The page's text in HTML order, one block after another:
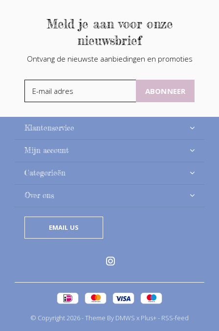
Meld je aan voor onze
nieuwsbrief
Ontvang de nieuwste aanbiedingen en promoties
ABONNEER
Klantenservice
Mijn account
Categorieën
Over ons
EMAIL US
© Copyright2026- Theme By DMWS x Plus+- RSS-feed